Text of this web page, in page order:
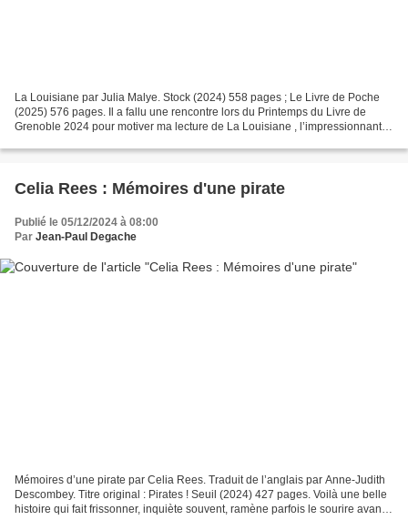
La Louisiane par Julia Malye. Stock (2024) 558 pages ; Le Livre de Poche
(2025) 576 pages. Il a fallu une rencontre lors du Printemps du Livre de
Grenoble 2024 pour motiver ma lecture de La Louisiane , l’impressionnant
Celia Rees : Mémoires d'une pirate
Publié le 05/12/2024 à 08:00
Par Jean-Paul Degache
Mémoires d’une pirate par Celia Rees. Traduit de l’anglais par Anne-Judith
Descombey. Titre original : Pirates ! Seuil (2024) 427 pages. Voilà une belle
histoire qui fait frissonner, inquiète souvent, ramène parfois le sourire avant